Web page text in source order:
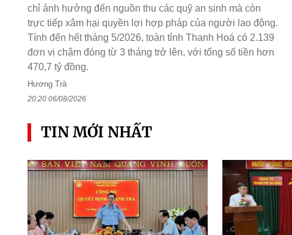
chỉ ảnh hưởng đến nguồn thu các quỹ an sinh mà còn
trực tiếp xâm hại quyền lợi hợp pháp của người lao động.
Tính đến hết tháng 5/2026, toàn tỉnh Thanh Hoá có 2.139
đơn vị chậm đóng từ 3 tháng trở lên, với tổng số tiền hơn
470,7 tỷ đồng.
Hương Trà
20:20 06/08/2026
TIN MỚI NHẤT